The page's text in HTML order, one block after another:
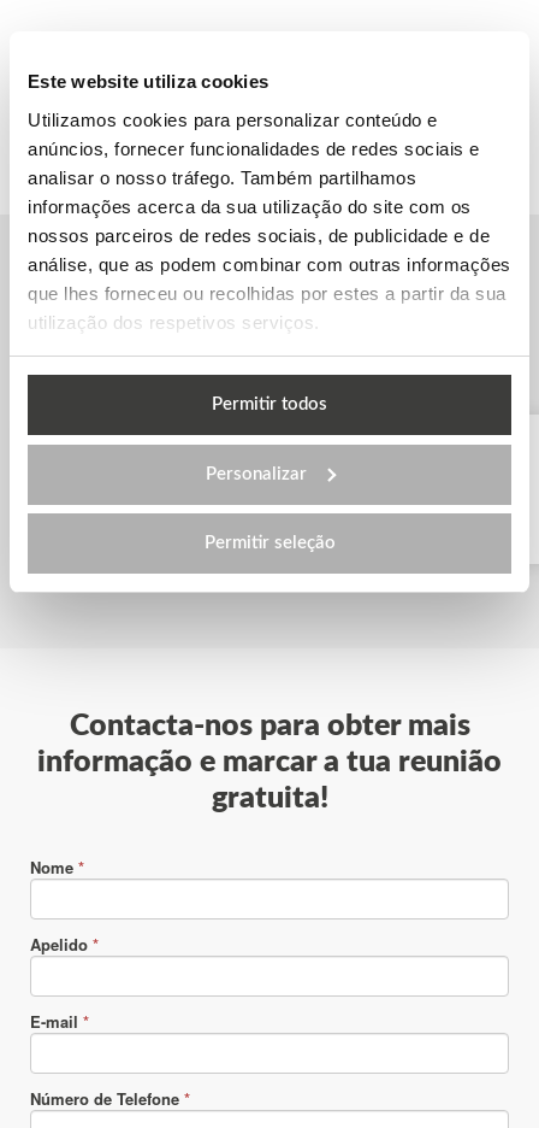
Este website utiliza cookies
Utilizamos cookies para personalizar conteúdo e
anúncios, fornecer funcionalidades de redes sociais e
analisar o nosso tráfego. Também partilhamos
informações acerca da sua utilização do site com os
nossos parceiros de redes sociais, de publicidade e de
análise, que as podem combinar com outras informações
que lhes forneceu ou recolhidas por estes a partir da sua
utilização dos respetivos serviços.
Permitir todos
Personalizar
Permitir seleção
Outras escolas de inglês em
Vancouver
Contacta-nos para obter mais
informação e marcar a tua reunião
gratuita!